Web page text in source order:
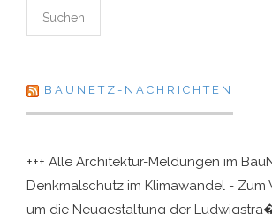
BAUNETZ-NACHRICHTEN
+++ Alle Architektur-Meldungen im
Denkmalschutz im Klimawandel - Zum
um die Neugestaltung der